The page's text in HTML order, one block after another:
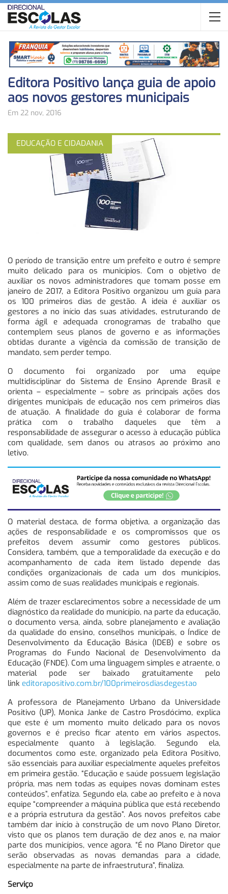
Editora Positivo lança guia de apoio
aos novos gestores municipais
Em 22 nov, 2016
EDUCAÇÃO E CIDADANIA
O período de transição entre um prefeito e outro é sempre
muito delicado para os municípios. Com o objetivo de
auxiliar os novos administradores que tomam posse em
janeiro de 2017, a Editora Positivo organizou um guia para
os 100 primeiros dias de gestão. A ideia é auxiliar os
gestores a no início das suas atividades, estruturando de
forma ágil e adequada cronogramas de trabalho que
contemplem seus planos de governo e as informações
obtidas durante a vigência da comissão de transição de
mandato, sem perder tempo.
O documento foi organizado por uma equipe
multidisciplinar do Sistema de Ensino Aprende Brasil e
orienta – especialmente – sobre as principais ações dos
dirigentes municipais de educação nos cem primeiros dias
de atuação. A finalidade do guia é colaborar de forma
prática com o trabalho daqueles que têm a
responsabilidade de assegurar o acesso à educação pública
com qualidade, sem danos ou atrasos ao próximo ano
letivo.
O material destaca, de forma objetiva, a organização das
ações de responsabilidade e os compromissos que os
prefeitos devem assumir como gestores públicos.
Considera, também, que a temporalidade da execução e do
acompanhamento de cada item listado depende das
condições organizacionais de cada um dos municípios,
assim como de suas realidades municipais e regionais.
Além de trazer esclarecimentos sobre a necessidade de um
diagnóstico da realidade do município, na parte da educação,
o documento versa, ainda, sobre planejamento e avaliação
da qualidade do ensino, conselhos municipais, o Índice de
Desenvolvimento da Educação Básica (IDEB) e sobre os
Programas do Fundo Nacional de Desenvolvimento da
Educação (FNDE). Com uma linguagem simples e atraente, o
material pode ser baixado gratuitamente pelo
link editorapositivo.com.br/100primeirosdiasdegestao
A professora de Planejamento Urbano da Universidade
Positivo (UP), Monica Janke de Castro Prosdócimo, explica
que este é um momento muito delicado para os novos
governos e é preciso ficar atento em vários aspectos,
especialmente quanto à legislação. Segundo ela,
documentos como este, organizado pela Editora Positivo,
são essenciais para auxiliar especialmente aqueles prefeitos
em primeira gestão. “Educação e saúde possuem legislação
própria, mas nem todas as equipes novas dominam estes
conteúdos”, enfatiza. Segundo ela, cabe ao prefeito e à nova
equipe “compreender a máquina pública que está recebendo
e a própria estrutura da gestão”. Aos novos prefeitos cabe
também dar início à construção de um novo Plano Diretor,
visto que os planos tem duração de dez anos e, na maior
parte dos municípios, vence agora. “É no Plano Diretor que
serão observadas as novas demandas para a cidade,
especialmente na parte de infraestrutura”, finaliza.
Serviço